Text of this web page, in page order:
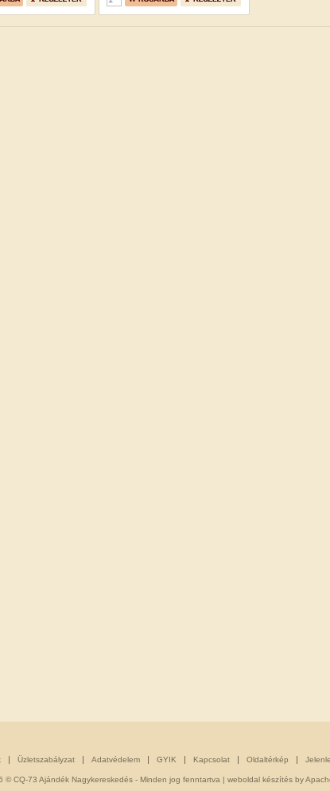
Üzletszabályzat Adatvédelem GYIK Kapcsolat Oldaltérkép
© CQ-73 Ajándék Nagykereskedés - Minden jog fenntartva | weboldal készítés by